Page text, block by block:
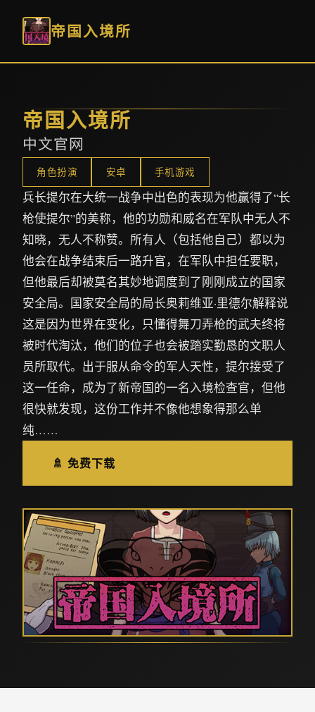
帝国入境所
帝国入境所
中文官网
角色扮演 安卓 手机游戏
兵长提尔在大统一战争中出色的表现为他赢得了“长
枪使提尔”的美称，他的功勋和威名在军队中无人不
知晓，无人不称赞。所有人（包括他自己）都以为
他会在战争结束后一路升官，在军队中担任要职，
但他最后却被莫名其妙地调度到了刚刚成立的国家
安全局。国家安全局的局长奥莉维亚·里德尔解释说
这是因为世界在变化，只懂得舞刀弄枪的武夫终将
被时代淘汰，他们的位子也会被踏实勤恳的文职人
员所取代。出于服从命令的军人天性，提尔接受了
这一任命，成为了新帝国的一名入境检查官，但他
很快就发现，这份工作并不像他想象得那么单
纯……
🚿 免费下载